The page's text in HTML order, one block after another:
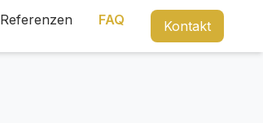
Referenzen FAQ Kontakt